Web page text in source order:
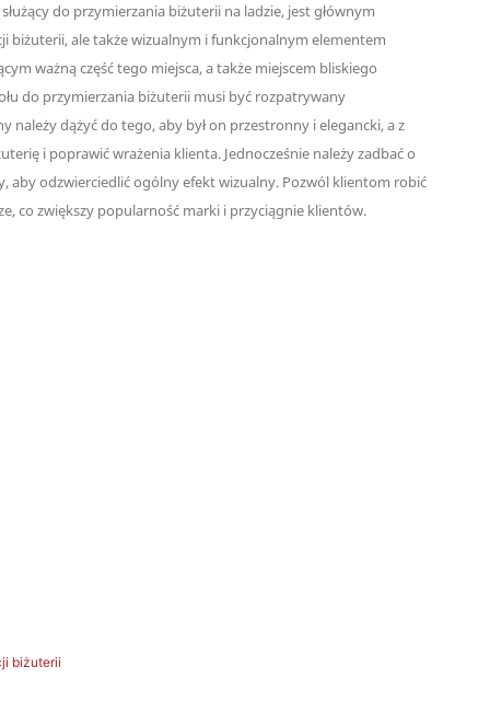
do przymierzania biżuterii na ladzie, jest głównym
biżuterii, ale także wizualnym i funkcjonalnym elementem
ważną część tego miejsca, a także miejscem bliskiego
do przymierzania biżuterii musi być rozpatrywany
należy dążyć do tego, aby był on przestronny i elegancki, a z
i poprawić wrażenia klienta. Jednocześnie należy zadbać o
aby odzwierciedlić ogólny efekt wizualny. Pozwól klientom robić
co zwiększy popularność marki i przyciągnie klientów.